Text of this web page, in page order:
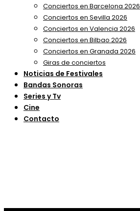
Conciertos en Barcelona 2026
Conciertos en Sevilla 2026
Conciertos en Valencia 2026
Conciertos en Bilbao 2026
Conciertos en Granada 2026
Giras de conciertos
Noticias de Festivales
Bandas Sonoras
Series y Tv
Cine
Contacto